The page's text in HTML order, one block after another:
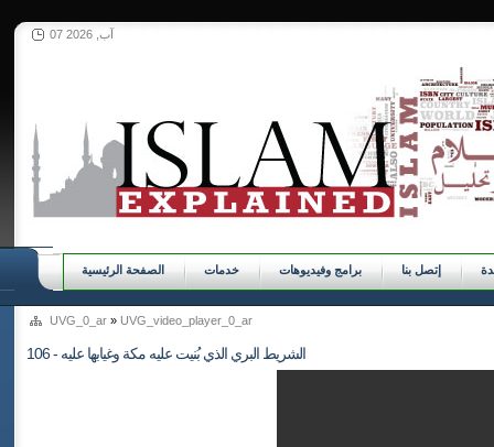
07 آب, 2026
الصفحة الرئيسية خدمات برامج وفيديوهات إتصل بنا
UVG_0_ar » UVG_video_player_0_ar
106 - الشريط البري الذي بُنيت عليه مكة وغيابها عليه